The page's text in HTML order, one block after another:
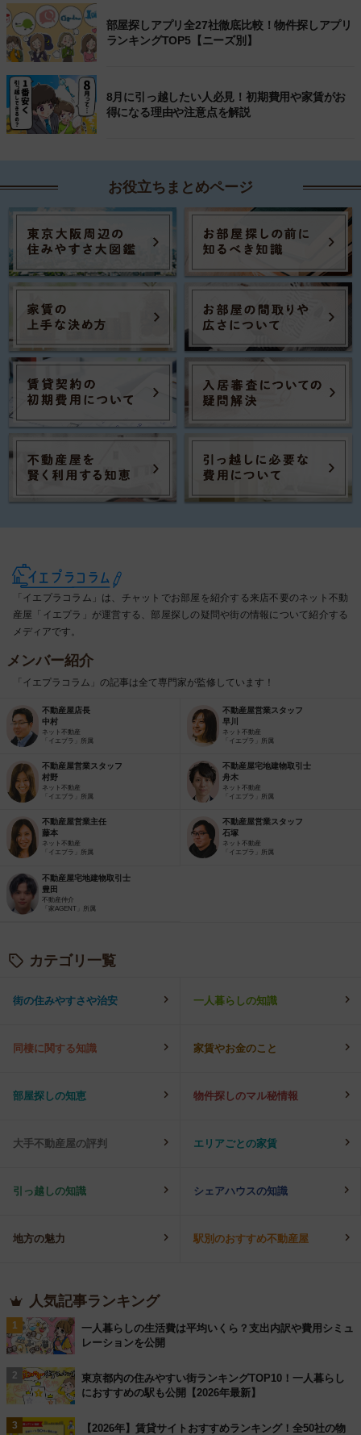
部屋探しアプリ全27社徹底比較！物件探しアプリ
ランキングTOP5【ニーズ別】
8月に引っ越したい人必見！初期費用や家賃がお
得になる理由や注意点を解説
お役立ちまとめページ
「イエプラコラム」は、チャットでお部屋を紹介する来店不要のネット不動
産屋「イエプラ」が運営する、部屋探しの疑問や街の情報について紹介する
メディアです。
メンバー紹介
「イエプラコラム」の記事は全て専門家が監修しています！
不動産屋店長
中村
ネット不動産
「イエプラ」所属
不動産屋営業スタッフ
早川
ネット不動産
「イエプラ」所属
不動産屋営業スタッフ
村野
ネット不動産
「イエプラ」所属
不動産屋宅地建物取引士
舟木
ネット不動産
「イエプラ」所属
不動産屋営業主任
藤本
ネット不動産
「イエプラ」所属
不動産屋営業スタッフ
石塚
ネット不動産
「イエプラ」所属
不動産屋宅地建物取引士
豊田
不動産仲介
「家AGENT」所属
カテゴリ一覧
街の住みやすさや治安 一人暮らしの知識
同棲に関する知識 家賃やお金のこと
部屋探しの知恵 物件探しのマル秘情報
大手不動産屋の評判 エリアごとの家賃
引っ越しの知識 シェアハウスの知識
地方の魅力 駅別のおすすめ不動産屋
人気記事ランキング
1
一人暮らしの生活費は平均いくら？支出内訳や費用シミュ
レーションを公開
2
東京都内の住みやすい街ランキングTOP10！一人暮らし
におすすめの駅も公開【2026年最新】
3
【2026年】賃貸サイトおすすめランキング！全50社の物